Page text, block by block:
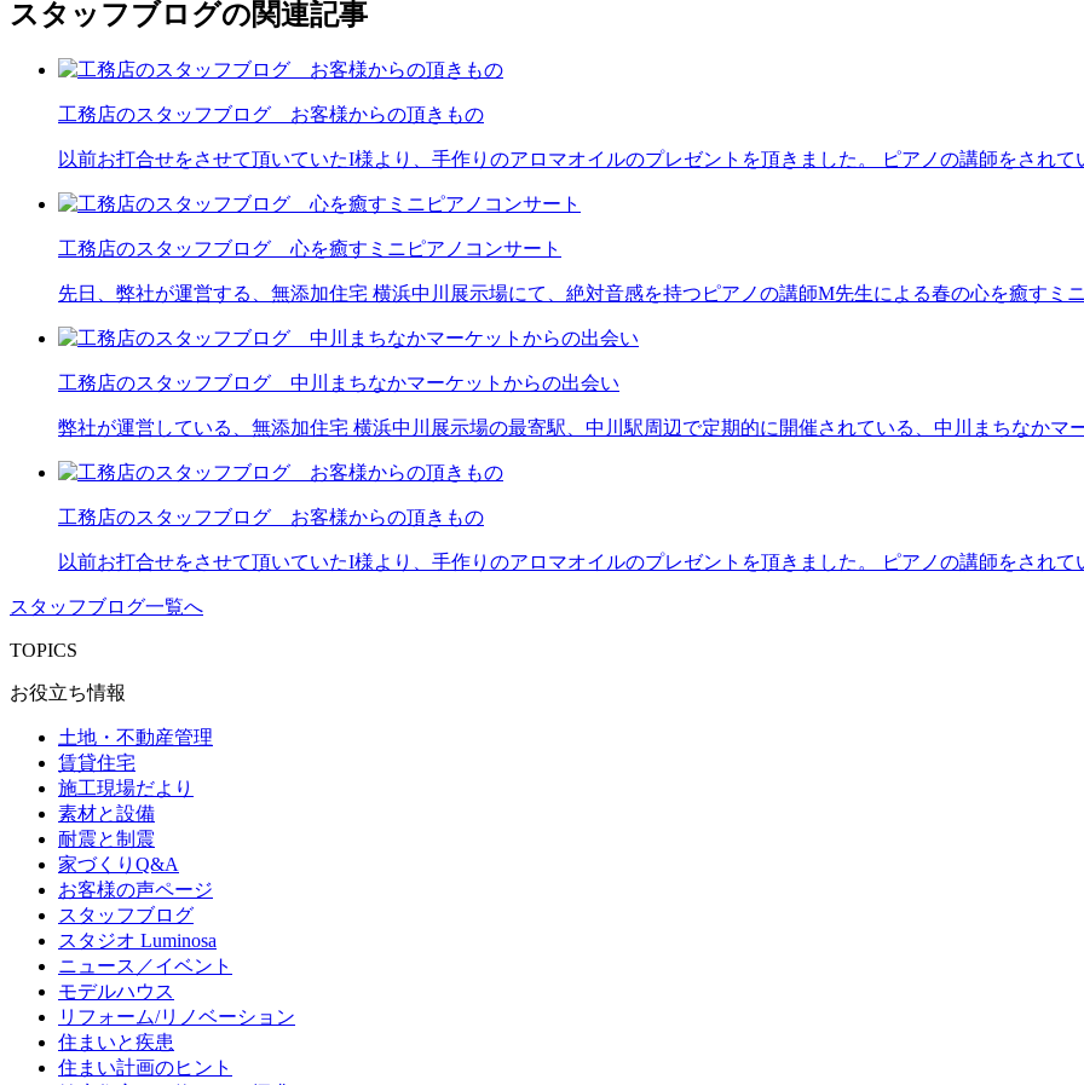
スタッフブログの関連記事
工務店のスタッフブログ お客様からの頂きもの
以前お打合せをさせて頂いていたI様より、手作りのアロマオイルのプレゼントを頂きました。 ピアノの講師をされて
工務店のスタッフブログ 心を癒すミニピアノコンサート
先日、弊社が運営する、無添加住宅 横浜中川展示場にて、絶対音感を持つピアノの講師M先生による春の心を癒すミ
工務店のスタッフブログ 中川まちなかマーケットからの出会い
弊社が運営している、無添加住宅 横浜中川展示場の最寄駅、中川駅周辺で定期的に開催されている、中川まちなかマ
工務店のスタッフブログ お客様からの頂きもの
以前お打合せをさせて頂いていたI様より、手作りのアロマオイルのプレゼントを頂きました。 ピアノの講師をされて
スタッフブログ一覧へ
TOPICS
お役立ち情報
土地・不動産管理
賃貸住宅
施工現場だより
素材と設備
耐震と制震
家づくりQ&A
お客様の声ページ
スタッフブログ
スタジオ Luminosa
ニュース／イベント
モデルハウス
リフォーム/リノベーション
住まいと疾患
住まい計画のヒント